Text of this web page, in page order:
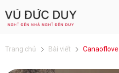
Trang chủ Bài viết Canaoflove